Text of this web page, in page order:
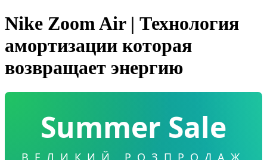
Nike Zoom Air | Технология
амортизации которая
возвращает энергию
Summer Sale
ВЕЛИКИЙ РОЗПРОДАЖ